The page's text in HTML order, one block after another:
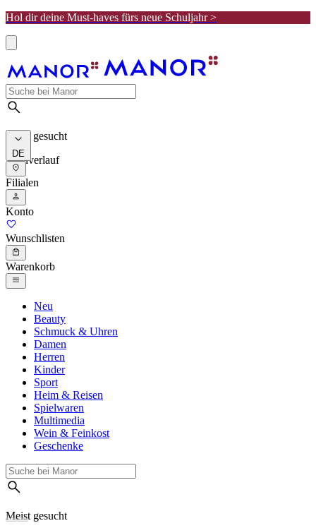
Hol dir deine Must-haves fürs neue Schuljahr >
Meist gesucht
Suchverlauf
DE
Filialen
Konto
Wunschlisten
Warenkorb
Neu
Beauty
Schmuck & Uhren
Damen
Herren
Kinder
Sport
Heim & Reisen
Spielwaren
Multimedia
Wein & Feinkost
Geschenke
Meist gesucht